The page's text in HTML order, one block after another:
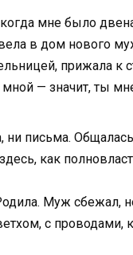
мне было
в дом нового
прижала к
— значит, ты
ни письма.
как
Муж сбежал,
с проводами,